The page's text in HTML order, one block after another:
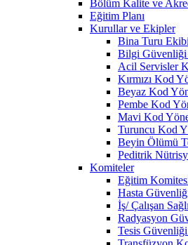
Bölüm Kalite ve
Eğitim Planı
Kurullar ve Ekipler
Bina Turu Ekibi
Bilgi
Acil Servisler
Kırmızı Kod
Beyaz Kod
Pembe Kod
Mavi Kod
Turuncu Kod
Beyin Ölümü
Peditrik
Komiteler
Eğitim
Hasta
İş/ Çalışan
Radyasyon
Tesis